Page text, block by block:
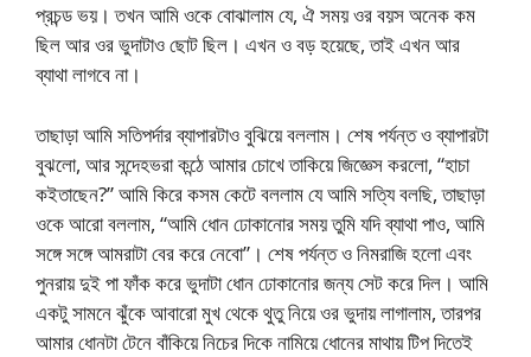
প্রচন্ড ভয়। তখন আমি ওকে বোঝালাম যে, ঐ সময় ওর বয়স অনেক কম
ছিল আর ওর ভুদাটাও ছোট ছিল। এখন ও বড় হয়েছে, তাই এখন আর
ব্যাথা লাগবে না।
তাছাড়া আমি সতিপর্দার ব্যাপারটাও বুঝিয়ে বললাম। শেষ পর্যন্ত ও ব্যাপারটা
বুঝলো, আর সন্দেহভরা কন্ঠে আমার চোখে তাকিয়ে জিজ্ঞেস করলো, “হাচা
কইতাছেন?” আমি কিরে কসম কেটে বললাম যে আমি সত্যি বলছি, তাছাড়া
ওকে আরো বললাম, “আমি ধোন ঢোকানোর সময় তুমি যদি ব্যাথা পাও, আমি
সঙ্গে সঙ্গে আমরাটা বের করে নেবো”। শেষ পর্যন্ত ও নিমরাজি হলো এবং
পুনরায় দুই পা ফাঁক করে ভুদাটা ধোন ঢোকানোর জন্য সেট করে দিল। আমি
একটু সামনে ঝুঁকে আবারো মুখ থেকে থুতু নিয়ে ওর ভুদায় লাগালাম, তারপর
আমার ধোনটা টেনে বাঁকিয়ে নিচের দিকে নামিয়ে ধোনের মাথায় টিপ দিতেই